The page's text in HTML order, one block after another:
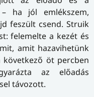
ha jól emlékszem,
feszült csend. Struik
felemelte a kezét és
amit hazavihetünk
következő öt percben
az előadás
távozott.